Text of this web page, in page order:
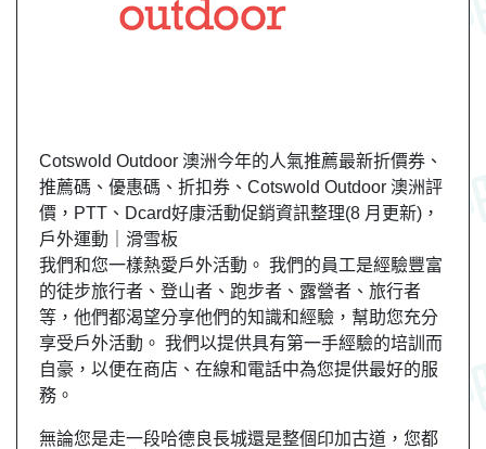
Cotswold Outdoor 澳洲今年的人氣推薦最新折價券、
推薦碼、優惠碼、折扣券、Cotswold Outdoor 澳洲評
價，PTT、Dcard好康活動促銷資訊整理(8 月更新)，
戶外運動｜滑雪板
我們和您一樣熱愛戶外活動。 我們的員工是經驗豐富
的徒步旅行者、登山者、跑步者、露營者、旅行者
等，他們都渴望分享他們的知識和經驗，幫助您充分
享受戶外活動。 我們以提供具有第一手經驗的培訓而
自豪，以便在商店、在線和電話中為您提供最好的服
務。
無論您是走一段哈德良長城還是整個印加古道，您都